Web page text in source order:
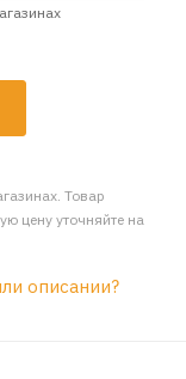
Товар
цену уточняйте на
описании?